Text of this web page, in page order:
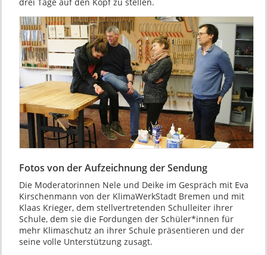
Fotos von der Aufzeichnung der Sendung
Die Moderatorinnen Nele und Deike im Gespräch mit Eva
Kirschenmann von der KlimaWerkStadt Bremen und mit
Klaas Krieger, dem stellvertretenden Schulleiter ihrer
Schule, dem sie die Fordungen der Schüler*innen für
mehr Klimaschutz an ihrer Schule präsentieren und der
seine volle Unterstützung zusagt.